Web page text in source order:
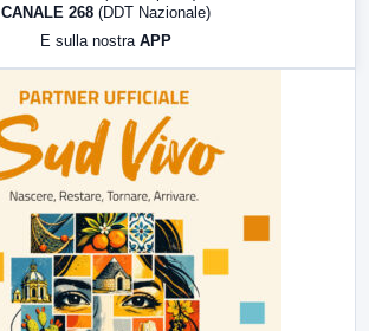
CANALE 268 (DDT Nazionale)
E sulla nostra APP